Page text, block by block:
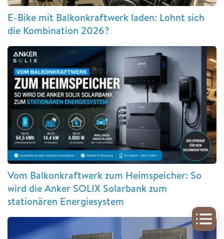
E-Bike mit Balkonkraftwerk laden: Lohnt sich
die Kombination 2026?
Vom Balkonkraftwerk zum Heimspeicher: So
wird die Anker SOLIX Solarbank zum
stationären Energiesystem